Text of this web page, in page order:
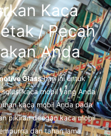
Kaca
/ Pecah
Anda
Glasshari ini untuk
kaca mobil yang Anda
kaca mobil Anda pada
pikiran dengan kaca mobil
dan tahan lama.